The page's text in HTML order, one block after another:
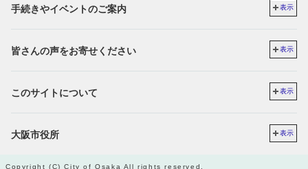
手続きやイベントのご案内 表示
皆さんの声をお寄せください 表示
このサイトについて 表示
大阪市役所 表示
Copyright (C) City of Osaka All rights reserved.